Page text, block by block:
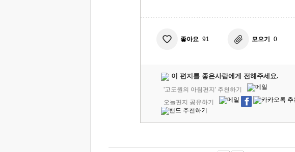
좋아요 91 모으기 0
이 편지를 좋은사람에게 전해주세요.
'고도원의 아침편지' 추천하기
오늘편지 공유하기